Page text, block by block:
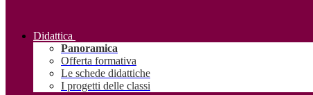
Didattica
Panoramica
Offerta formativa
Le schede didattiche
I progetti delle classi